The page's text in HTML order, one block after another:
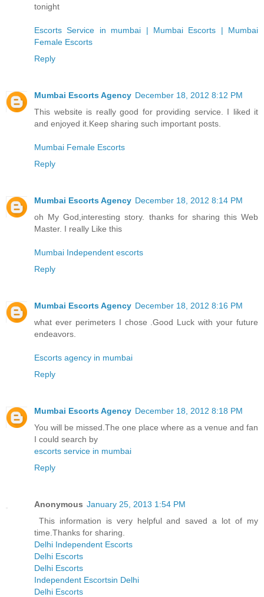
tonight
Escorts Service in mumbai | Mumbai Escorts | Mumbai
Female Escorts
Reply
Mumbai Escorts Agency December 18, 2012 8:12 PM
This website is really good for providing service. I liked it
and enjoyed it.Keep sharing such important posts.
Mumbai Female Escorts
Reply
Mumbai Escorts Agency December 18, 2012 8:14 PM
oh My God,interesting story. thanks for sharing this Web
Master. I really Like this
Mumbai Independent escorts
Reply
Mumbai Escorts Agency December 18, 2012 8:16 PM
what ever perimeters I chose .Good Luck with your future
endeavors.
Escorts agency in mumbai
Reply
Mumbai Escorts Agency December 18, 2012 8:18 PM
You will be missed.The one place where as a venue and fan
I could search by
escorts service in mumbai
Reply
Anonymous January 25, 2013 1:54 PM
This information is very helpful and saved a lot of my
time.Thanks for sharing.
Delhi Independent Escorts
Delhi Escorts
Delhi Escorts
Independent Escortsin Delhi
Delhi Escorts